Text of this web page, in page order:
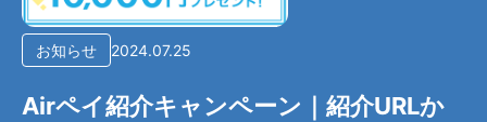
お知らせ 2024.07.25
Airペイ紹介キャンペーン｜紹介URLか